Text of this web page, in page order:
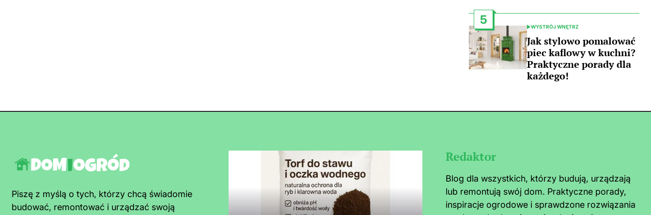
5
POSTED
IN
WYSTRÓJ WNĘTRZ
Jak stylowo pomalować
piec kaflowy w kuchni?
Praktyczne porady dla
każdego!
Piszę z myślą o tych, którzy chcą świadomie
budować, remontować i urządzać swoją
Redaktor
Blog dla wszystkich, którzy budują, urządzają
lub remontują swój dom. Praktyczne porady,
inspiracje ogrodowe i sprawdzone rozwiązania